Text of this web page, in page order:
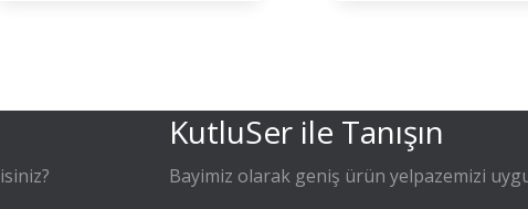
KutluSer ile Tanışın
Bayimiz olarak geniş ürün yelpazemizi